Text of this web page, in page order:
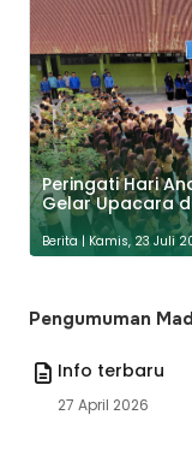
Awali dengan
MATAMUDA
Berita | Jumat, 17 Juli
❮
Pengumuman
Info terbaru
27 April 2026